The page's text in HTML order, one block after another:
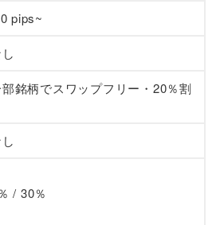
pips~
銘柄でスワップフリー・20％割
/ 30％